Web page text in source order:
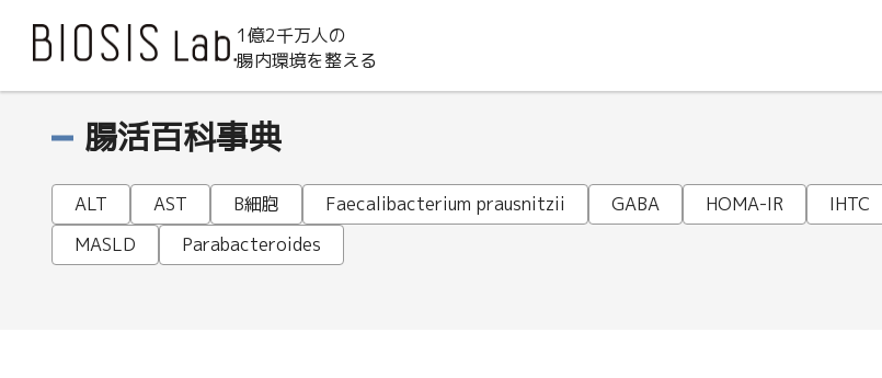
1億2千万人の
腸内環境を整える
腸活百科事典
ALT AST B細胞 Faecalibacterium prausnitzii GABA HOMA-IR IHTC
MASLD
Parabacteroides